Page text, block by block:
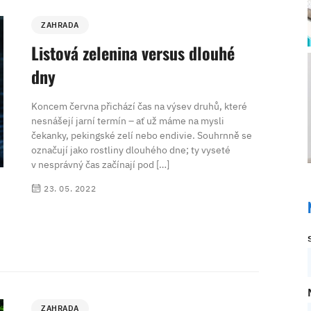
ZAHRADA
Listová zelenina versus dlouhé
dny
Koncem června přichází čas na výsev druhů, které
nesnášejí jarní termín – ať už máme na mysli
čekanky, pekingské zelí nebo endivie. Souhrnně se
označují jako rostliny dlouhého dne; ty vyseté
v nesprávný čas začínají pod […]
23. 05. 2022
ZAHRADA